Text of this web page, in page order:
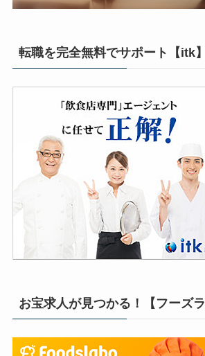
転職を完全無料でサポート【itk】
お宝求人が見つかる！【フーズラ